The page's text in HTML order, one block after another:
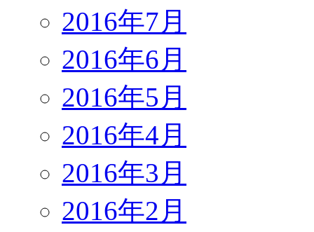
2016年7月
2016年6月
2016年5月
2016年4月
2016年3月
2016年2月